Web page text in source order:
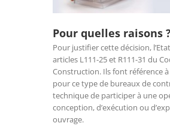
Pour quelles raisons ?
Pour justifier cette décision,
articles L111-25 et R111-31 du
Construction. Ils font référence
pour ce type de bureaux de
technique de participer à une
conception, d’exécution ou
ouvrage.